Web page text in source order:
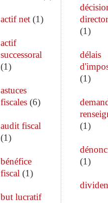
actif net(1)
actif
successoral
(1)
astuces
fiscales(6)
audit fiscal
(1)
bénéfice
fiscal (1)
but lucratif
(1)
délais
(1)
(1)
(1)